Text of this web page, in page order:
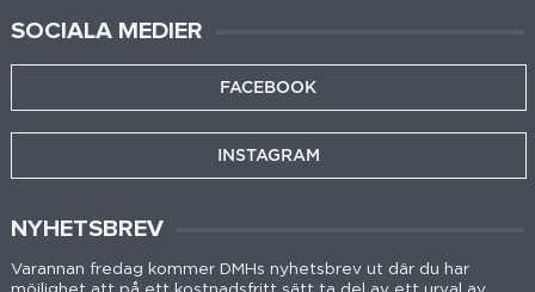
SOCIALA MEDIER
FACEBOOK
INSTAGRAM
NYHETSBREV
Varannan fredag kommer DMHs nyhetsbrev ut där du har